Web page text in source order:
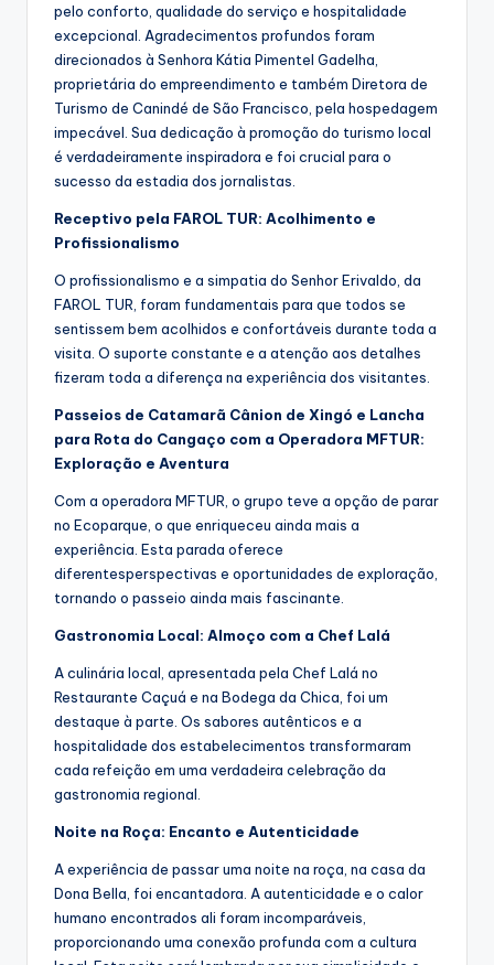
pelo conforto, qualidade do serviço e hospitalidade
excepcional. Agradecimentos profundos foram
direcionados à Senhora Kátia Pimentel Gadelha,
proprietária do empreendimento e também Diretora de
Turismo de Canindé de São Francisco, pela hospedagem
impecável. Sua dedicação à promoção do turismo local
é verdadeiramente inspiradora e foi crucial para o
sucesso da estadia dos jornalistas.
Receptivo pela FAROL TUR: Acolhimento e
Profissionalismo
O profissionalismo e a simpatia do Senhor Erivaldo, da
FAROL TUR, foram fundamentais para que todos se
sentissem bem acolhidos e confortáveis durante toda a
visita. O suporte constante e a atenção aos detalhes
fizeram toda a diferença na experiência dos visitantes.
Passeios de Catamarã Cânion de Xingó e Lancha
para Rota do Cangaço com a Operadora MFTUR:
Exploração e Aventura
Com a operadora MFTUR, o grupo teve a opção de parar
no Ecoparque, o que enriqueceu ainda mais a
experiência. Esta parada oferece
diferentesperspectivas e oportunidades de exploração,
tornando o passeio ainda mais fascinante.
Gastronomia Local: Almoço com a Chef Lalá
A culinária local, apresentada pela Chef Lalá no
Restaurante Caçuá e na Bodega da Chica, foi um
destaque à parte. Os sabores autênticos e a
hospitalidade dos estabelecimentos transformaram
cada refeição em uma verdadeira celebração da
gastronomia regional.
Noite na Roça: Encanto e Autenticidade
A experiência de passar uma noite na roça, na casa da
Dona Bella, foi encantadora. A autenticidade e o calor
humano encontrados ali foram incomparáveis,
proporcionando uma conexão profunda com a cultura